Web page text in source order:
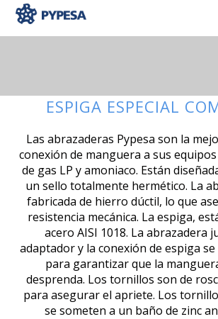
ESPIGA ESPECIAL
Las abrazaderas Pypesa son la
conexión de manguera a sus
de gas LP y amoniaco. Están
un sello totalmente hermético. La
fabricada de hierro dúctil, lo que
resistencia mecánica. La espiga,
acero AISI 1018. La abrazadera
adaptador y la conexión de espiga
para garantizar que la
desprenda. Los tornillos son de
para asegurar el apriete. Los
se someten a un baño de zinc